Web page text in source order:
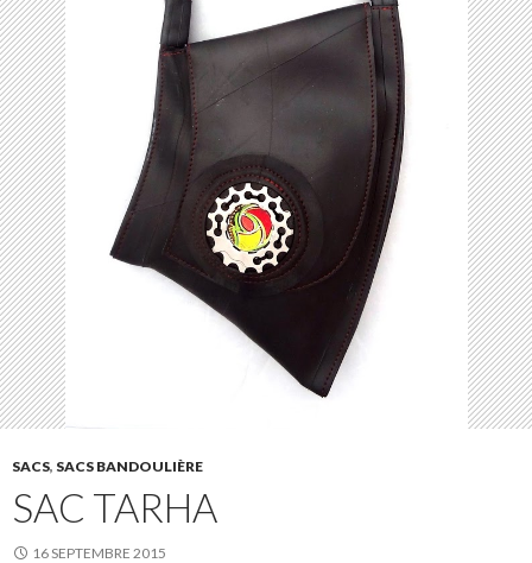
SACS, SACS BANDOULIÈRE
SAC TARHA
16 SEPTEMBRE 2015